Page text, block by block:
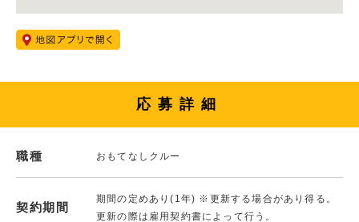
応募詳細
職種 おもてなしクルー
契約期間
期間の定めあり(1年) ※更新する場合があり得る。
更新の際は雇用契約書によって行う。